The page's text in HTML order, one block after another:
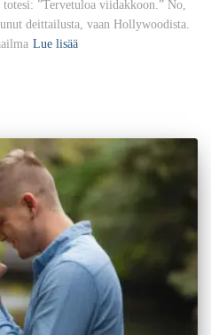
”Tervetuloa viidakkoon.” No,
deittailusta, vaan Hollywoodista.
Lue lisää